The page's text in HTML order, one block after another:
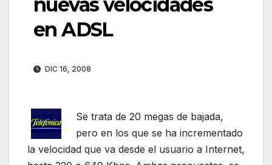
nuevas velocidades
en ADSL
DIC 16, 2008
Se trata de 20 megas de bajada,
pero en los que se ha incrementado
la velocidad que va desde el usuario a Internet,